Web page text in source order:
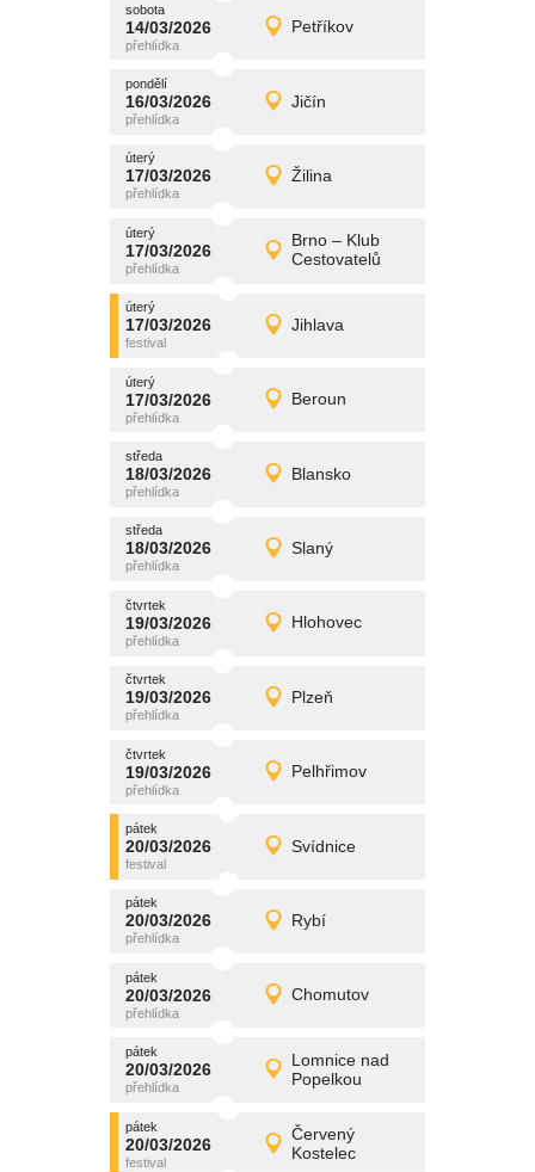
sobota
14/03/2026 Petříkov
sobota
14/03/2026 Detail
promítání
pondělí
16/03/2026 Jičín
pondělí
16/03/2026 Detail
promítání
úterý
17/03/2026 Žilina
úterý
17/03/2026 Detail
promítání
úterý
17/03/2026
Brno – Klub
Cestovatelů
úterý
17/03/2026 Detail
promítání
úterý
17/03/2026 Jihlava
úterý
17/03/2026 Detail
promítání
úterý
17/03/2026 Beroun
úterý
17/03/2026 Detail
promítání
středa
18/03/2026 Blansko
středa
18/03/2026 Detail
promítání
středa
18/03/2026 Slaný
středa
18/03/2026 Detail
promítání
čtvrtek
19/03/2026 Hlohovec
čtvrtek
19/03/2026 Detail
promítání
čtvrtek
19/03/2026 Plzeň
čtvrtek
19/03/2026 Detail
promítání
čtvrtek
19/03/2026 Pelhřimov
čtvrtek
19/03/2026 Detail
promítání
pátek
20/03/2026 Svídnice
pátek
20/03/2026 Detail
promítání
pátek
20/03/2026 Rybí
pátek
20/03/2026 Detail
promítání
pátek
20/03/2026 Chomutov
pátek
20/03/2026 Detail
promítání
pátek
20/03/2026
Lomnice nad
Popelkou
pátek
20/03/2026 Detail
promítání
pátek
20/03/2026
Červený
Kostelec
pátek
20/03/2026 Detail
promítání